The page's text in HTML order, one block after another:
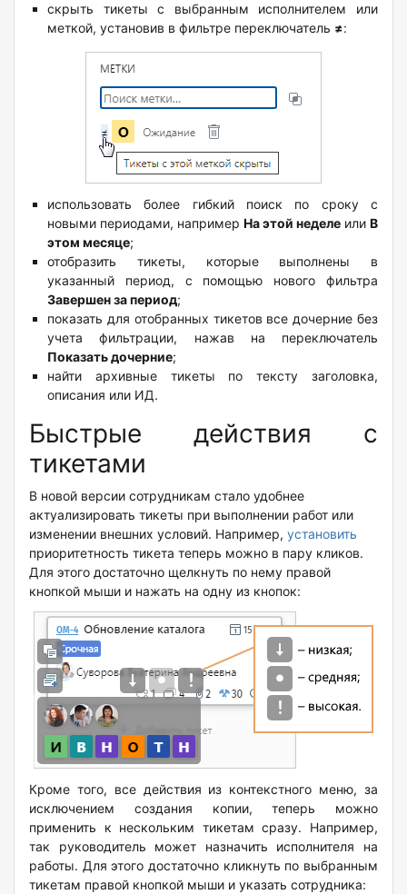
скрыть тикеты с выбранным исполнителем или
меткой, установив в фильтре переключатель ≠:
использовать более гибкий поиск по сроку с
новыми периодами, например На этой неделе или В
этом месяце;
отобразить тикеты, которые выполнены в
указанный период, с помощью нового фильтра
Завершен за период;
показать для отобранных тикетов все дочерние без
учета фильтрации, нажав на переключатель
Показать дочерние;
найти архивные тикеты по тексту заголовка,
описания или ИД.
Быстрые действия с
тикетами
В новой версии сотрудникам стало удобнее
актуализировать тикеты при выполнении работ или
изменении внешних условий. Например, установить
приоритетность тикета теперь можно в пару кликов.
Для этого достаточно щелкнуть по нему правой
кнопкой мыши и нажать на одну из кнопок:
Кроме того, все действия из контекстного меню, за
исключением создания копии, теперь можно
применить к нескольким тикетам сразу. Например,
так руководитель может назначить исполнителя на
работы. Для этого достаточно кликнуть по выбранным
тикетам правой кнопкой мыши и указать сотрудника: